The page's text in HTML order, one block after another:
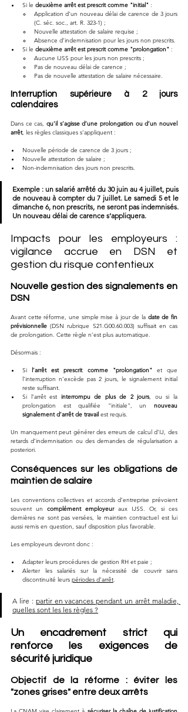
Si le deuxième arrêt est prescrit comme "initial" :
Application d’un nouveau délai de carence de 3 jours
(C. séc. soc., art. R. 323-1) ;
Nouvelle attestation de salaire requise ;
Absence d’indemnisation pour les jours non prescrits.
Si le deuxième arrêt est prescrit comme "prolongation" :
Aucune IJSS pour les jours non prescrits ;
Pas de nouveau délai de carence ;
Pas de nouvelle attestation de salaire nécessaire.
Interruption supérieure à 2 jours
calendaires
Dans ce cas, qu’il s’agisse d’une prolongation ou d’un nouvel
arrêt, les règles classiques s’appliquent :
Nouvelle période de carence de 3 jours ;
Nouvelle attestation de salaire ;
Non-indemnisation des jours non prescrits.
Exemple : un salarié arrêté du 30 juin au 4 juillet, puis
de nouveau à compter du 7 juillet. Le samedi 5 et le
dimanche 6, non prescrits, ne seront pas indemnisés.
Un nouveau délai de carence s’appliquera.
Impacts pour les employeurs :
vigilance accrue en DSN et
gestion du risque contentieux
Nouvelle gestion des signalements en
DSN
Avant cette réforme, une simple mise à jour de la date de fin
prévisionnelle (DSN rubrique S21.G00.60.003) suffisait en cas
de prolongation. Cette règle n’est plus automatique.
Désormais :
Si l’arrêt est prescrit comme "prolongation" et que
l’interruption n’excède pas 2 jours, le signalement initial
reste suffisant.
Si l’arrêt est interrompu de plus de 2 jours, ou si la
prolongation est qualifiée "initiale", un nouveau
signalement d’arrêt de travail est requis.
Un manquement peut générer des erreurs de calcul d’IJ, des
retards d’indemnisation ou des demandes de régularisation a
posteriori.
Conséquences sur les obligations de
maintien de salaire
Les conventions collectives et accords d’entreprise prévoient
souvent un complément employeur aux IJSS. Or, si ces
dernières ne sont pas versées, le maintien contractuel est lui
aussi remis en question, sauf disposition plus favorable.
Les employeurs devront donc :
Adapter leurs procédures de gestion RH et paie ;
Alerter les salariés sur la nécessité de couvrir sans
discontinuité leurs périodes d’arrêt.
A lire : partir en vacances pendant un arrêt maladie,
quelles sont les les règles ?
Un encadrement strict qui
renforce les exigences de
sécurité juridique
Objectif de la réforme : éviter les
"zones grises" entre deux arrêts